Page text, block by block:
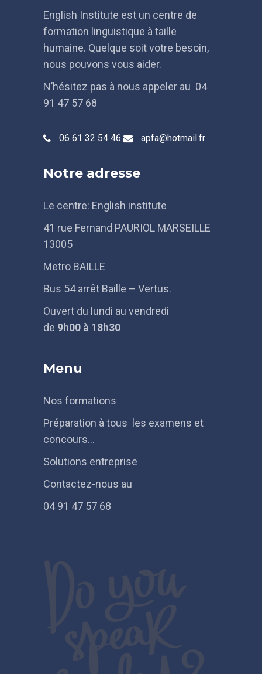
English Institute est un centre de
formation linguistique à taille
humaine. Quelque soit votre besoin,
nous pouvons vous aider.
N’hésitez pas à nous appeler au 04
91 47 57 68
06 61 32 54 46 apfa@hotmail.fr
Notre adresse
Le centre: English institute
41 rue Fernand PAURIOL MARSEILLE
13005
Metro BAILLE
Bus 54 arrêt Baille – Vertus.
Ouvert du lundi au vendredi
de 9h00 à 18h30
Menu
Nos formations
Préparation à tous les examens et
concours…
Solutions entreprise
Contactez-nous au
04 91 47 57 68